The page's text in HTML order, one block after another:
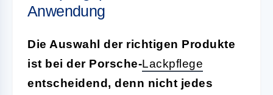
Anwendung
Die Auswahl der richtigen Produkte
ist bei der Porsche-Lackpflege
entscheidend, denn nicht jedes